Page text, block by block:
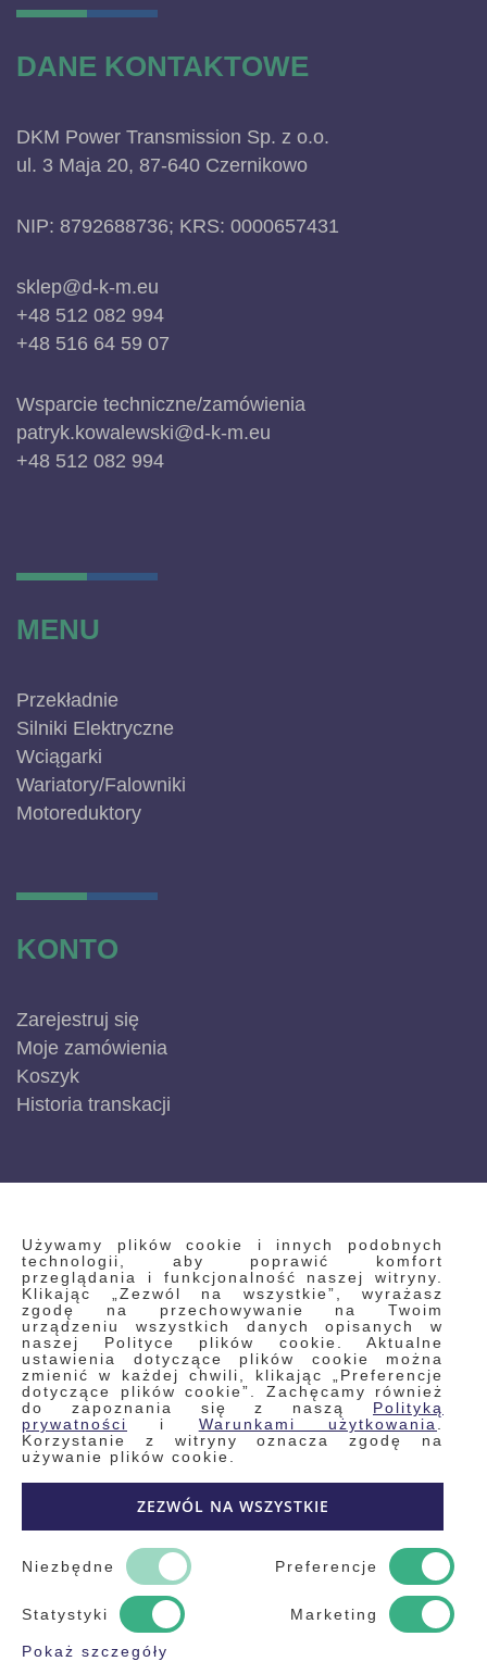
Używamy plików cookie i innych podobnych
technologii, aby poprawić komfort
przeglądania i funkcjonalność naszej witryny.
Klikając „Zezwól na wszystkie”, wyrażasz
zgodę na przechowywanie na Twoim
urządzeniu wszystkich danych opisanych w
naszej Polityce plików cookie. Aktualne
ustawienia dotyczące plików cookie można
zmienić w każdej chwili, klikając „Preferencje
dotyczące plików cookie”. Zachęcamy również
do zapoznania się z naszą Polityką
prywatności
i Warunkami użytkowania
Korzystanie z witryny oznacza zgodę na
używanie plików cookie.
ZEZWÓL NA WSZYSTKIE
Niezbędne Preferencje
Statystyki Marketing
Pokaż szczegóły
DANE KONTAKTOWE
DKM Power Transmission Sp. z o.o.
ul. 3 Maja 20, 87-640 Czernikowo
NIP: 8792688736; KRS: 0000657431
sklep@d-k-m.eu
+48 512 082 994
+48 516 64 59 07
Wsparcie techniczne/zamówienia
patryk.kowalewski@d-k-m.eu
+48 512 082 994
MENU
Przekładnie
Silniki Elektryczne
Wciągarki
Wariatory/Falowniki
Motoreduktory
KONTO
Zarejestruj się
Moje zamówienia
Koszyk
Historia transkacji
INFORMACJE
Regulamin
Polityka prywatności i pliki cookie
Wyszukiwane frazy
Wyszukiwanie zaawansowane
Zamówienia
Skontaktuj się z nami
Odstąp od umowy
Kontakt